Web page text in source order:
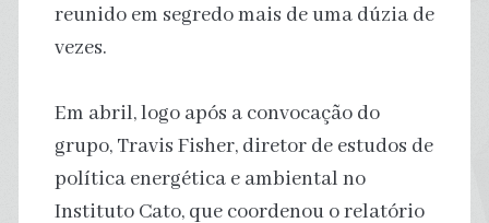
reunido em segredo mais de uma dúzia de
vezes.
Em abril, logo após a convocação do
grupo, Travis Fisher, diretor de estudos de
política energética e ambiental no
Instituto Cato, que coordenou o relatório